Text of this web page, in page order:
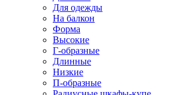
Для одежды
На балкон
Форма
Высокие
Г-образные
Длинные
Низкие
П-образные